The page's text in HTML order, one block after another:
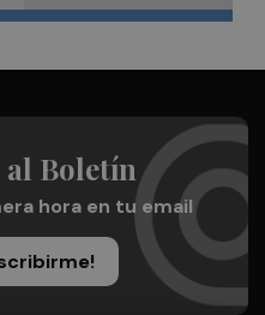
al Boletín
hora en tu email